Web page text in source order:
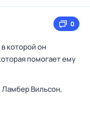
0
которой он
помогает ему
Ламбер Вильсон,